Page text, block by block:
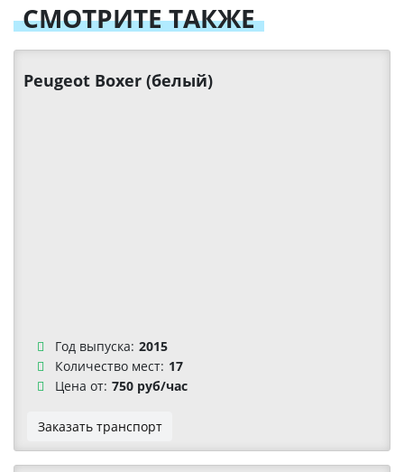
СМОТРИТЕ ТАКЖЕ
Peugeot Boxer (белый)
Год выпуска: 2015
Количество мест: 17
Цена от: 750 руб/час
Заказать транспорт